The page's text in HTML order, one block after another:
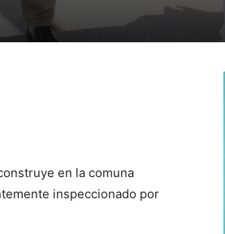
en la comuna
inspeccionado por